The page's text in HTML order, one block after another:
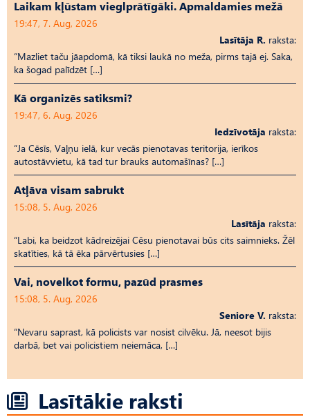
Laikam kļūstam vieglprātīgāki. Apmaldamies mežā
19:47, 7. Aug, 2026
Lasītāja R. raksta:
“Mazliet taču jāapdomā, kā tiksi laukā no meža, pirms tajā ej. Saka,
ka šogad palīdzēt […]
Kā organizēs satiksmi?
19:47, 6. Aug, 2026
Iedzīvotāja raksta:
“Ja Cēsīs, Vaļņu ielā, kur vecās pienotavas teritorija, ierīkos
autostāvvietu, kā tad tur brauks automašīnas? […]
Atļāva visam sabrukt
15:08, 5. Aug, 2026
Lasītāja raksta:
“Labi, ka beidzot kādreizējai Cēsu pienotavai būs cits saimnieks. Žēl
skatīties, kā tā ēka pārvērtusies […]
Vai, novelkot formu, pazūd prasmes
15:08, 5. Aug, 2026
Seniore V. raksta:
“Nevaru saprast, kā policists var nosist cilvēku. Jā, neesot bijis
darbā, bet vai policistiem neiemāca, […]
Lasītākie raksti